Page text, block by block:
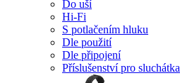
Do uší
Hi-Fi
S potlačením hluku
Dle použití
Dle připojení
Příslušenství pro sluchátka